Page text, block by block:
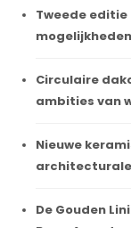
Tweede
Circulaire
ambities van
Nieuwe
De Gouden